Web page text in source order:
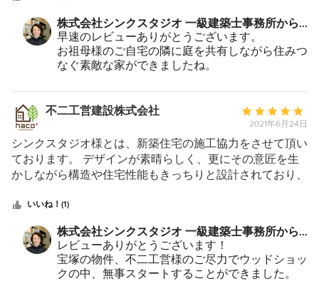
星
5
ウォークインクローゼットからお風呂、洗濯まわりまで快
適な動きになりましたし、あまりカーテンをつけずとも目
線の気にならない窓になっています。 また、色や壁紙、
タイルなどの私のこだわりにも、ゆっくりつきあっていた
株式会社シンクスタジオ 一級建築士事務所から
のコメント：
早速のレビューありがとうございます。
お祖母様のご自宅の隣に庭を共有しながら住みつ
なぐ素敵な家ができましたね。
りました！
お二人の雰囲気に合ったやさしい家になったと自
これからはじっくりと時間をかけて、庭づくりを
ご一緒に進めていければと思います。
今後ともどうぞよろしくお願い致します。
不二工営建設株式会社
平
均
評
価：
5
星
5
2021年6月24日
シンクスタジオ様とは、新築住宅の施工協力をさせて頂い
ております。 デザインが素晴らしく、更にその意匠を生
かしながら構造や住宅性能もきっちりと設計されており、
す。そういった仕事のすべてがお施主様の安心や満足に繋
がるのだと感じました。
いいね！(1)
株式会社シンクスタジオ 一級建築士事務所から
のコメント：
レビューありがとうございます！
宝塚の物件、不二工営様のご尽力でウッドショッ
クの中、無事スタートすることができました。